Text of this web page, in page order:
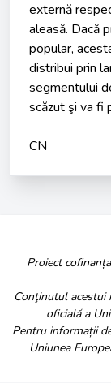
externă
aleasă. Dacă
popular,
distribui prin
segmentului
scăzut şi va fi
CN
Proiect
Conţinutul acestui
oficială a
Pentru informații
Uniunea